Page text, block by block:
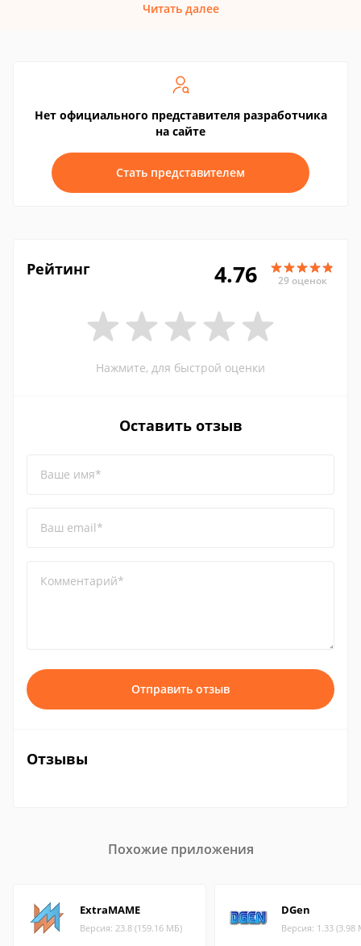
Читать далее
Нет официального представителя разработчика
на сайте
Стать представителем
Рейтинг 4.76 29 оценок
Нажмите, для быстрой оценки
Оставить отзыв
Ваше имя*
Ваш email*
Комментарий*
Отправить отзыв
Отзывы
Похожие приложения
ExtraMAME
Версия: 23.8 (159.16 МБ)
DGen
Версия: 1.33 (3.98